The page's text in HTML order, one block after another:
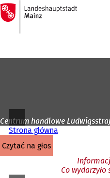
Przejdź do treści
Do
strony
głównej
Centrum handlowe
Strona główna
czytać na głos
Co